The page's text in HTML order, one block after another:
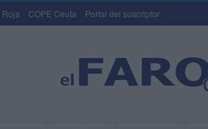
Roja COPE Ceuta Portal del suscriptor